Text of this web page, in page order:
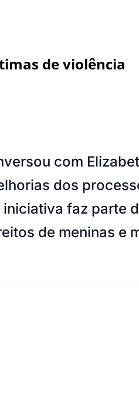
de violência
com
dos
faz parte
de meninas e